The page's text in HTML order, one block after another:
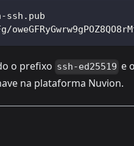
o prefixo ssh-ed25519 e
na plataforma Nuvion.